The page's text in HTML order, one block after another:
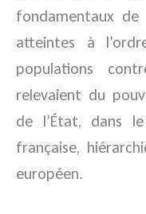
fondamentaux
atteintes à
populations
relevaient du
de l’État, dans
française,
européen.